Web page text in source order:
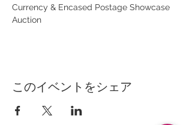
Currency & Encased Postage Showcase
Auction
このイベントをシェア